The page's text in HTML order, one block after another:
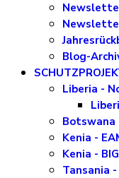
Blog-
Liberia -
Botswana
Kenia -
Kenia -
Tansania -